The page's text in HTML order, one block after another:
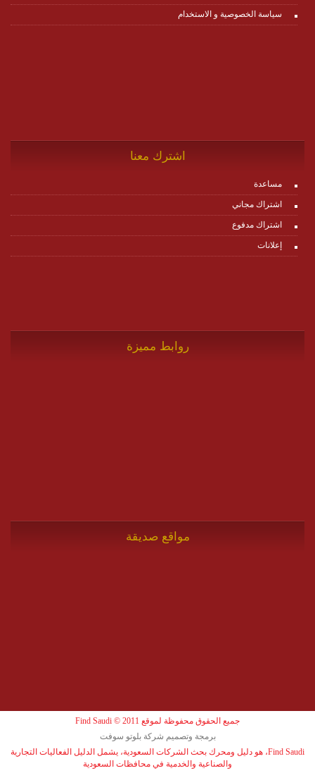
سياسة الخصوصية و الاستخدام
اشترك معنا
مساعدة
اشتراك مجاني
اشتراك مدفوع
إعلانات
روابط مميزة
مواقع صديقة
جميع الحقوق محفوظة لموقع Find Saudi © 2011
برمجة وتصميم شركة بلوتو سوفت
Find Saudi، هو دليل ومحرك بحث الشركات السعودية، يشمل الدليل الفعاليات التجارية
والصناعية والخدمية في محافظات السعودية